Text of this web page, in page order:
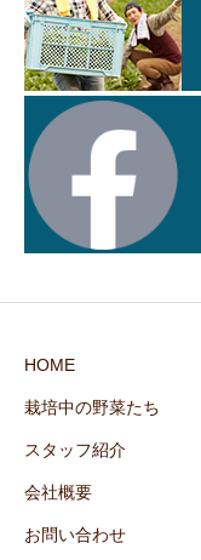
HOME
栽培中の野菜たち
スタッフ紹介
会社概要
お問い合わせ